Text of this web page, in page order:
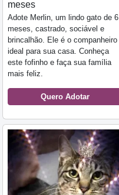
meses
Adote Merlin, um lindo gato de 6
meses, castrado, sociável e
brincalhão. Ele é o companheiro
ideal para sua casa. Conheça
este fofinho e faça sua família
mais feliz.
Quero Adotar